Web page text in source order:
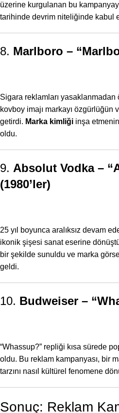
üzerine kurgulanan bu
tarihinde devrim niteliğinde kabul
8. Marlboro –
Sigara reklamları yasaklanmadan
kovboy imajı markayı
getirdi. Marka kimliği inşa
oldu.
9. Absolut Vodka –
(1980’ler)
25 yıl boyunca aralıksız devam
ikonik şişesi sanat eserine
bir şekilde sunuldu ve marka
geldi.
10. Budweiser –
“Whassup?” repliği kısa sürede
oldu. Bu reklam kampanyası, bir
tarzını nasıl kültürel fenomene
Sonuç: Reklam